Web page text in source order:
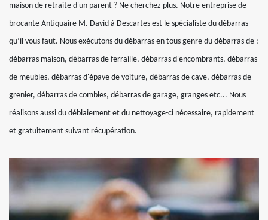
maison de retraite d'un parent ? Ne cherchez plus. Notre entreprise de
brocante Antiquaire M. David à Descartes est le spécialiste du débarras
qu’il vous faut. Nous exécutons du débarras en tous genre du débarras de :
débarras maison, débarras de ferraille, débarras d'encombrants, débarras
de meubles, débarras d'épave de voiture, débarras de cave, débarras de
grenier, débarras de combles, débarras de garage, granges etc... Nous
réalisons aussi du déblaiement et du nettoyage-ci nécessaire, rapidement
et gratuitement suivant récupération.